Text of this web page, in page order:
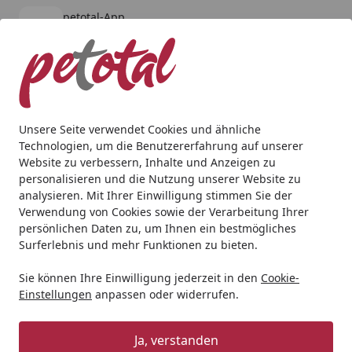
Unsere Seite verwendet Cookies und ähnliche
Technologien, um die Benutzererfahrung auf unserer
Website zu verbessern, Inhalte und Anzeigen zu
personalisieren und die Nutzung unserer Website zu
analysieren. Mit Ihrer Einwilligung stimmen Sie der
Verwendung von Cookies sowie der Verarbeitung Ihrer
persönlichen Daten zu, um Ihnen ein bestmögliches
Surferlebnis und mehr Funktionen zu bieten.
Sie können Ihre Einwilligung jederzeit in den Cookie-
Einstellungen anpassen oder widerrufen.
Ja, verstanden
petotal-App
kostenlos - Im App Store
Alle Produkte
Mein Konto
Suchen
Startseite
Hund Hundenassfutter BOSCH Freshe Schnauze 250g
BOSCH Freshe Schnauze 250g Huhn,
Kürbis & Brokkoli Hundenassfutter
BALD VERGRIFFEN